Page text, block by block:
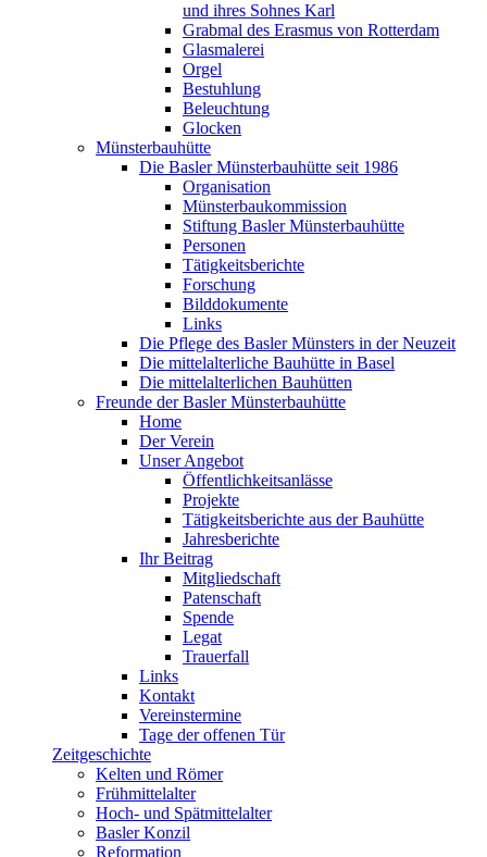
und ihres Sohnes Karl
Grabmal des Erasmus von Rotterdam
Glasmalerei
Orgel
Bestuhlung
Beleuchtung
Glocken
Münsterbauhütte
Die Basler Münsterbauhütte seit 1986
Organisation
Münsterbaukommission
Stiftung Basler Münsterbauhütte
Personen
Tätigkeitsberichte
Forschung
Bilddokumente
Links
Die Pflege des Basler Münsters in der Neuzeit
Die mittelalterliche Bauhütte in Basel
Die mittelalterlichen Bauhütten
Freunde der Basler Münsterbauhütte
Home
Der Verein
Unser Angebot
Öffentlichkeitsanlässe
Projekte
Tätigkeitsberichte aus der Bauhütte
Jahresberichte
Ihr Beitrag
Mitgliedschaft
Patenschaft
Spende
Legat
Trauerfall
Links
Kontakt
Vereinstermine
Tage der offenen Tür
Zeitgeschichte
Kelten und Römer
Frühmittelalter
Hoch- und Spätmittelalter
Basler Konzil
Reformation